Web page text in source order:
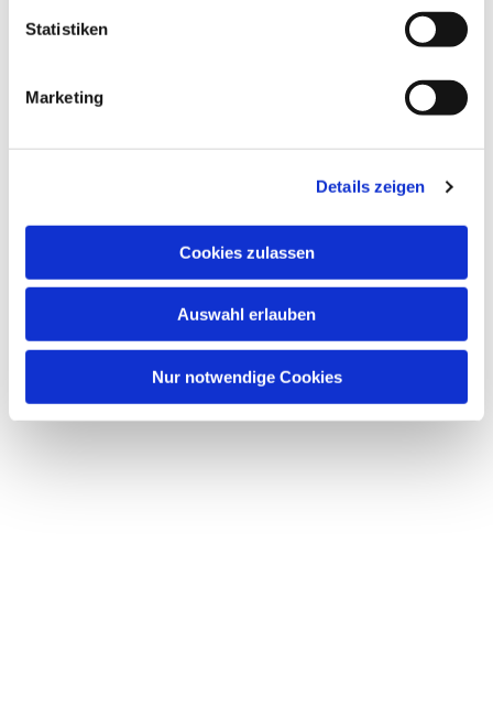
Statistiken
Marketing
Details zeigen
Cookies zulassen
Auswahl erlauben
Nur notwendige Cookies